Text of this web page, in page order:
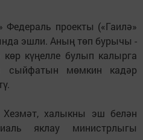
проекты («Гаилә»
эшли. Аның төп бурычы -
күңелле булып калырга
мөмкин кадәр
Хезмәт, халыкны эш белән
яклау министрлыгы